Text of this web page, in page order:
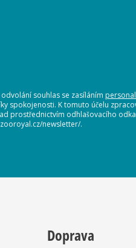
souhlas se zasíláním
spokojenosti. K tomuto účelu
prostřednictvím odhlašovacího
newsletter/.
Doprava